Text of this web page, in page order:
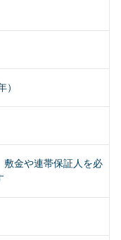
敷金や連帯保証人を必